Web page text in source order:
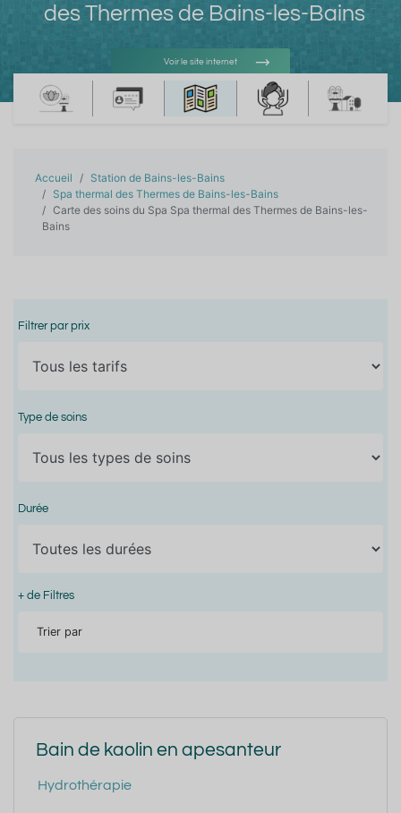
des Thermes de Bains-les-Bains
Voir le site internet
Voir l'adresse e-mail
Accueil
Station de Bains-les-Bains
Spa thermal des Thermes de Bains-les-Bains
Carte des soins du Spa Spa thermal des Thermes de Bains-les-
Bains
Filtrer par prix
Type de soins
Durée
+ de Filtres
Trier par
Bain de kaolin en apesanteur
Hydrothérapie